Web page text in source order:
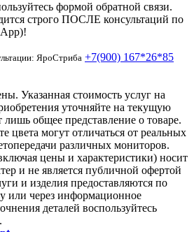
формой обратной связи.
строго ПОСЛЕ консультаций по
ЯроСтриба +7(900) 167*26*85
Указанная стоимость услуг на
уточняйте на текущую
общее представление о товаре.
цвета могут отличаться от реальных
различных мониторов.
цены и характеристики) носит
и не является публичной офертой
и изделия предоставляются по
или через информационное
деталей воспользуйтесь